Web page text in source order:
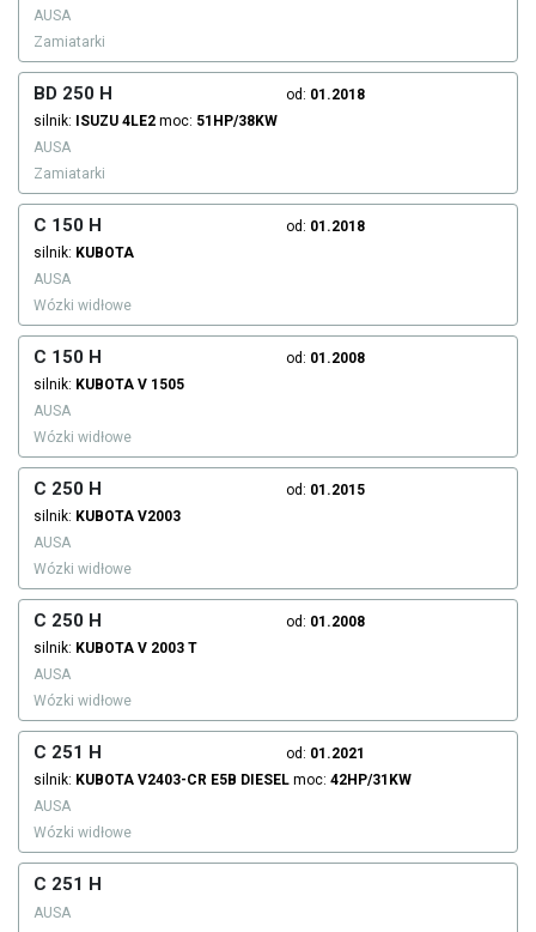
AUSA
Zamiatarki
BD 250 H od: 01.2018
silnik:
ISUZU 4LE2 moc: 51HP/38KW
AUSA
Zamiatarki
C 150 H od: 01.2018
silnik: KUBOTA
AUSA
Wózki widłowe
C 150 H od: 01.2008
silnik: KUBOTA V 1505
AUSA
Wózki widłowe
C 250 H od: 01.2015
silnik: KUBOTA V2003
AUSA
Wózki widłowe
C 250 H od: 01.2008
silnik: KUBOTA V 2003 T
AUSA
Wózki widłowe
C 251 H od: 01.2021
silnik: KUBOTA V2403-CR E5B DIESEL moc: 42HP/31KW
AUSA
Wózki widłowe
C 251 H
AUSA